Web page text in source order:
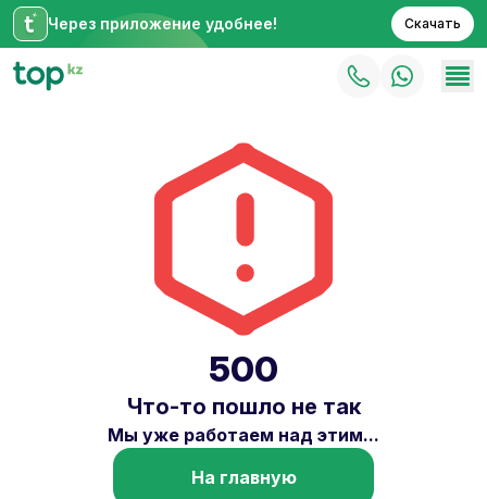
Через приложение удобнее! Скачать
500
Что-то пошло не так
Мы уже работаем над этим...
На главную